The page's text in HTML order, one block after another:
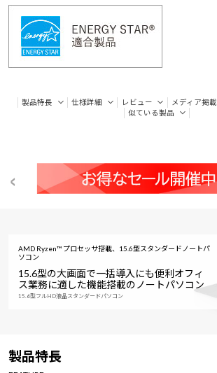
製品特長 仕様詳細 レビュー メディア掲載
似ている製品
AMD Ryzen™ プロセッサ搭載、15.6型スタンダードノートパ
ソコン
15.6型の大画面で一括導入にも便利オフィ
ス業務に適した機能搭載のノートパソコン
15.6型フルHD液晶スタンダードパソコン
製品特長